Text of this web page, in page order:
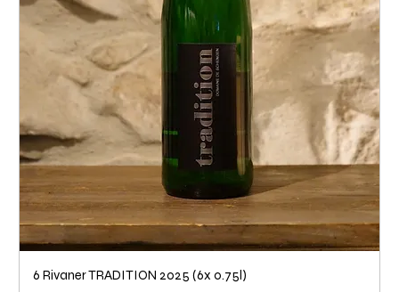
6 Rivaner TRADITION 2025 (6x 0.75l)